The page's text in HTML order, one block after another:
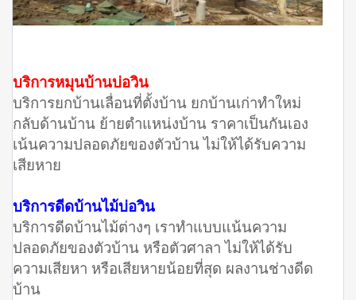
บริการหมุนบ้านบ่อวิน
บริการยกบ้านเลื่อนที่ตั้งบ้าน ยกบ้านเก่าทำใหม่
กลับด้านบ้าน ย้ายตำแหน่งบ้าน ราคาเป็นกันเอง
เน้นความปลอดภัยของตัวบ้าน ไม่ให้ได้รับความ
เสียหาย
บริการดีดบ้านไม้บ่อวิน
บริการดีดบ้านไม้ต่างๆ เราทำแบบแน้นความ
ปลอดภัยของตัวบ้าน หรือตัวศาลา ไม่ให้ได้รับ
ความเสียหา หรือเสียหายน้อยที่สุด ผลงานช่างดีด
บ้าน